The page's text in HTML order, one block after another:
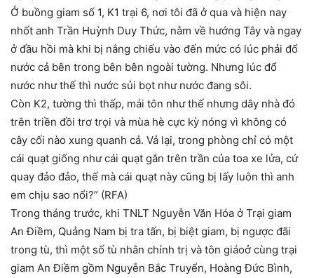
Ở buồng giam số 1, K1 trại 6, nơi tôi đã ở qua và hiện nay
nhốt anh Trần Huỳnh Duy Thức, nằm về hướng Tây và ngay
ở đầu hồi mà khi bị nắng chiếu vào đến mức có lúc phải đổ
nước cả bên trong bên bên ngoài tường. Nhưng lúc đổ
nước như thế thì nước sủi bọt như nước đang sôi.
Còn K2, tường thì thấp, mái tôn như thế nhưng dãy nhà đó
trên triền đồi trơ trọi và mùa hè cực kỳ nóng vì không có
cây cối nào xung quanh cả. Vả lại, trong phòng chỉ có một
cái quạt giống như cái quạt gắn trên trần của toa xe lửa, cứ
quay đảo đảo, thế mà cái quạt này cũng bị lấy luôn thì anh
em chịu sao nổi?” (RFA)
Trong tháng trước, khi TNLT Nguyễn Văn Hóa ở Trại giam
An Điềm, Quảng Nam bị tra tấn, bị biệt giam, bị ngược đãi
trong tù, thì một số tù nhân chính trị và tôn giáoở cùng trại
giam An Điềm gồm Nguyễn Bắc Truyển, Hoàng Đức Bình,